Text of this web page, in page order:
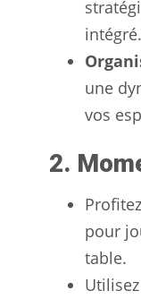
intégré.
une
vos
2.
pour
table.